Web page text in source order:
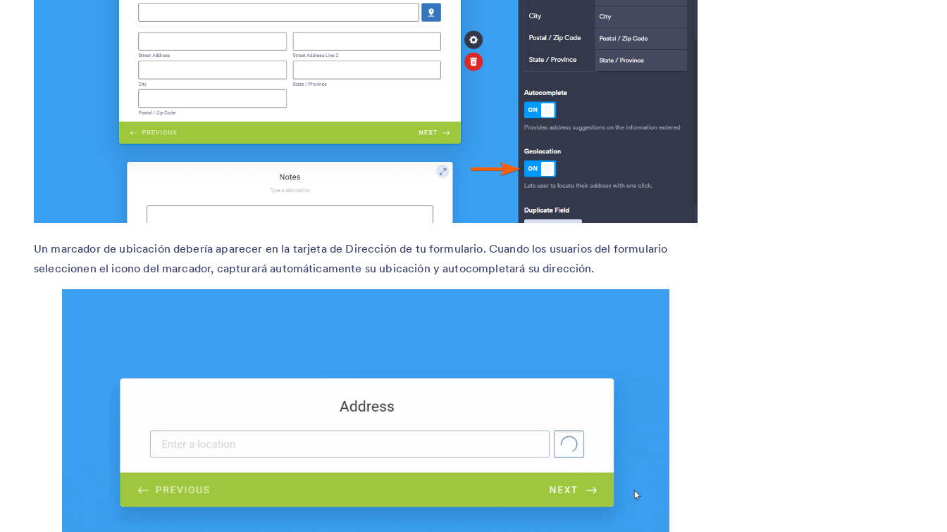
Un marcador de ubicación debería aparecer en la tarjeta de Dirección de tu formulario. Cuando los usuarios del formulario
seleccionen el icono del marcador, capturará automáticamente su ubicación y autocompletará su dirección.